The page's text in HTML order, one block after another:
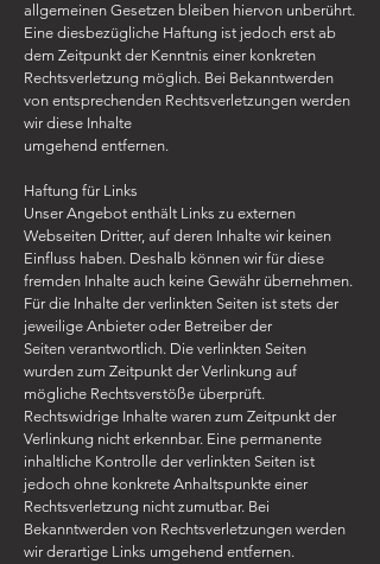
allgemeinen Gesetzen bleiben hiervon unberührt.
Eine diesbezügliche Haftung ist jedoch erst ab
dem Zeitpunkt der Kenntnis einer konkreten
Rechtsverletzung möglich. Bei Bekanntwerden
von entsprechenden Rechtsverletzungen werden
wir diese Inhalte
umgehend entfernen.
Haftung für Links
Unser Angebot enthält Links zu externen
Webseiten Dritter, auf deren Inhalte wir keinen
Einfluss haben. Deshalb können wir für diese
fremden Inhalte auch keine Gewähr übernehmen.
Für die Inhalte der verlinkten Seiten ist stets der
jeweilige Anbieter oder Betreiber der
Seiten verantwortlich. Die verlinkten Seiten
wurden zum Zeitpunkt der Verlinkung auf
mögliche Rechtsverstöße überprüft.
Rechtswidrige Inhalte waren zum Zeitpunkt der
Verlinkung nicht erkennbar. Eine permanente
inhaltliche Kontrolle der verlinkten Seiten ist
jedoch ohne konkrete Anhaltspunkte einer
Rechtsverletzung nicht zumutbar. Bei
Bekanntwerden von Rechtsverletzungen werden
wir derartige Links umgehend entfernen.